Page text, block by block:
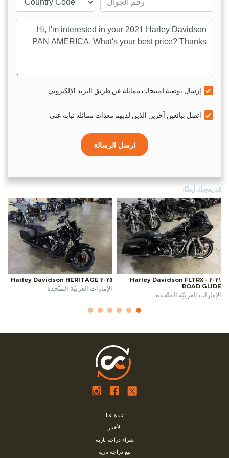
إرسال توصية لمنتجات مماثلة عن طريق البريد الإلكتروني
اتصل ببائعين آخرين الذين لديهم معدات مماثلة نيابة عني
ارسل الرسالة
قد يعجبك أيضًا:
٢٠٢١ Harley Davidson FLTRX -
ROAD GLIDE
الإمارات العربيّة المتّحدة
٢٠٢٥ Harley Davidson HERITAGE
الإمارات العربيّة المتّحدة
نبذة عنا
الأخبار
شراء دراجة نارية
بيع دراجة نارية